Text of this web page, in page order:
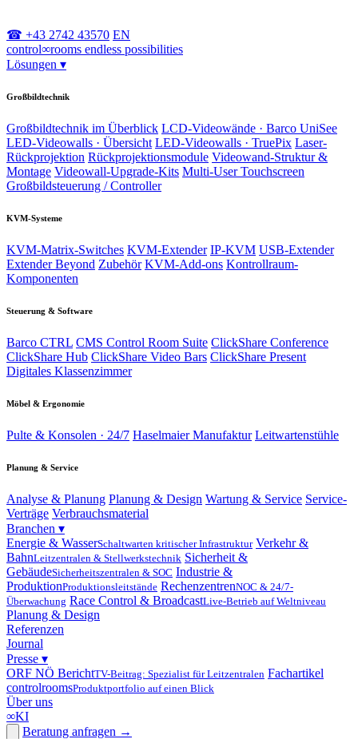
☎ +43 2742 43570 EN
control∞rooms endless possibilities
Lösungen ▾
Großbildtechnik
Großbildtechnik im Überblick LCD-Videowände · Barco UniSee
LED-Videowalls · Übersicht LED-Videowalls · TruePix Laser-
Rückprojektion Rückprojektionsmodule Videowand-Struktur &
Montage Videowall-Upgrade-Kits Multi-User Touchscreen
Großbildsteuerung / Controller
KVM-Systeme
KVM-Matrix-Switches KVM-Extender IP-KVM USB-Extender
Extender Beyond Zubehör KVM-Add-ons Kontrollraum-
Komponenten
Steuerung & Software
Barco CTRL CMS Control Room Suite ClickShare Conference
ClickShare Hub ClickShare Video Bars ClickShare Present
Digitales Klassenzimmer
Möbel & Ergonomie
Pulte & Konsolen · 24/7 Haselmaier Manufaktur Leitwartenstühle
Planung & Service
Analyse & Planung Planung & Design Wartung & Service Service-
Verträge Verbrauchsmaterial
Branchen ▾
Energie & WasserSchaltwarten kritischer Infrastruktur Verkehr &
BahnLeitzentralen & Stellwerkstechnik Sicherheit &
GebäudeSicherheitszentralen & SOC Industrie &
ProduktionProduktionsleitstände RechenzentrenNOC & 24/7-
Überwachung Race Control & BroadcastLive-Betrieb auf Weltniveau
Planung & Design
Referenzen
Journal
Presse ▾
ORF NÖ BerichtTV-Beitrag: Spezialist für Leitzentralen Fachartikel
controlroomsProduktportfolio auf einen Blick
Über uns
∞KI
Beratung anfragen →